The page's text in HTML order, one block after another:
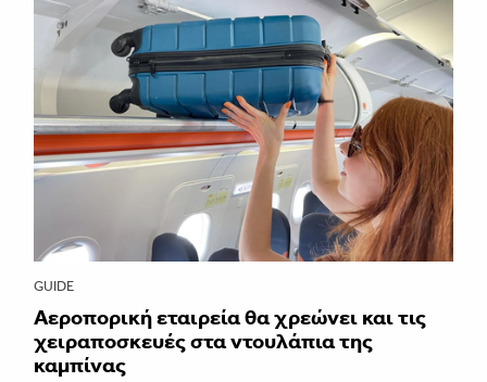
GUIDE
Αεροπορική εταιρεία θα χρεώνει και τις
χειραποσκευές στα ντουλάπια της
καμπίνας